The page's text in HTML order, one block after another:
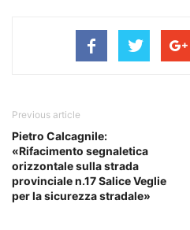
Previous article
Pietro Calcagnile:
«Rifacimento segnaletica
orizzontale sulla strada
provinciale n.17 Salice Veglie
per la sicurezza stradale»